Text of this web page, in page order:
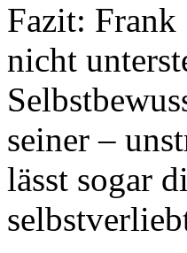
Fazit: Frank
nicht
seiner –
lässt sogar